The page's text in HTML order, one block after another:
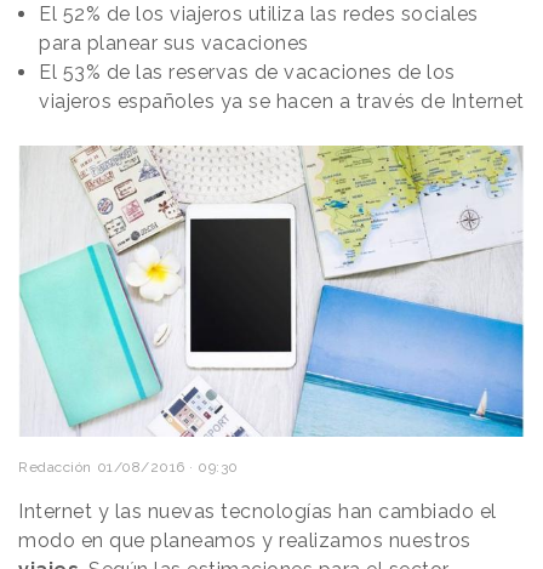
El 52% de los viajeros utiliza las redes sociales
para planear sus vacaciones
El 53% de las reservas de vacaciones de los
viajeros españoles ya se hacen a través de Internet
Redacción 01/08/2016 · 09:30
Internet y las nuevas tecnologías han cambiado el
modo en que planeamos y realizamos nuestros